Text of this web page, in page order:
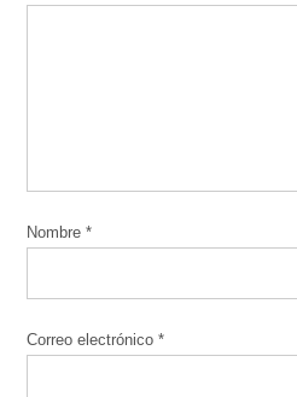
Nombre*
Correo electrónico*